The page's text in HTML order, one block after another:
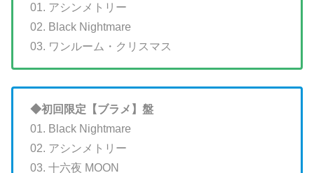
01. アシンメトリー
02. Black Nightmare
03. ワンルーム・クリスマス
◆初回限定【ブラメ】盤
01. Black Nightmare
02. アシンメトリー
03. 十六夜 MOON